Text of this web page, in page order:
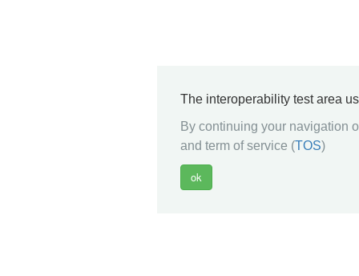
The interoperability test area
By continuing your navigation
and term of service (TOS)